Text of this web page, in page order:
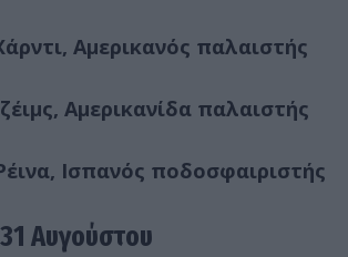
Αμερικανός παλαιστής
Αμερικανίδα παλαιστής
Ισπανός ποδοσφαιριστής
Αυγούστου